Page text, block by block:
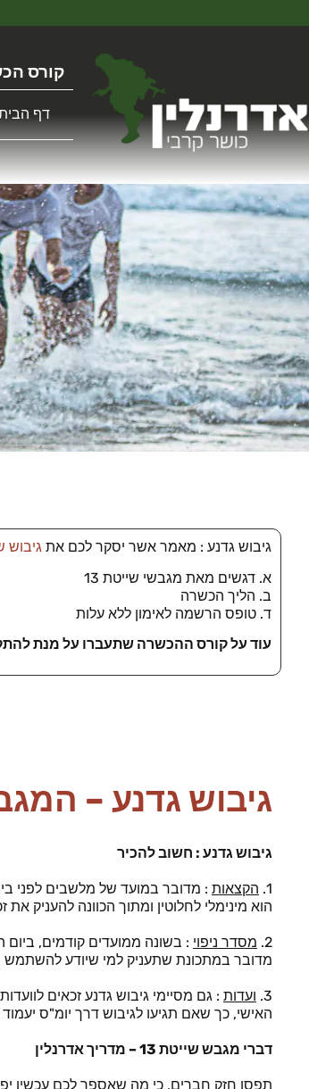
קורס
דף
גיבוש גדנע : מאמר אשר יסקר לכם את גיבוש
א. דגשים מאת מגבשי שייטת 13
ב. הליך הכשרה
ד. טופס הרשמה לאימון ללא עלות
עוד על קורס ההכשרה שתעברו על מנת
גיבוש גדנע –
גיבוש גדנע : חשוב להכיר
1. הקצאות : מדובר במועד של מלשבים לפני
הוא מינימלי לחלוטין ומתוך הכוונה להעניק
2. מסדר ניפוי : בשונה ממועדים קודמים, ביום
מדובר במתכונת שתעניק למי שיודע להשתמש
3. ועדות : גם מסיימי גיבוש גדנע זכאים
האישי, כך שאם תגיעו לגיבוש דרך יומ"ס
דברי מגבש שייטת 13 – מדריך אדרנלין
תפסו חזק חברים, כי מה שאספר לכם עכשיו